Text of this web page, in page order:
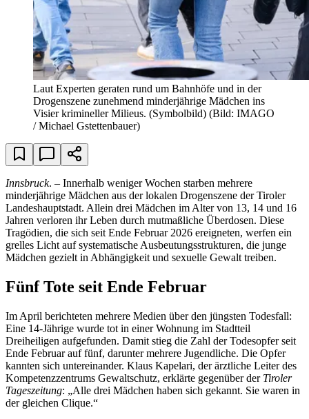
Laut Experten geraten rund um Bahnhöfe und in der
Drogenszene zunehmend minderjährige Mädchen ins
Visier krimineller Milieus. (Symbolbild) (Bild: IMAGO
/ Michael Gstettenbauer)
Innsbruck. – Innerhalb weniger Wochen starben mehrere
minderjährige Mädchen aus der lokalen Drogenszene der Tiroler
Landeshauptstadt. Allein drei Mädchen im Alter von 13, 14 und 16
Jahren verloren ihr Leben durch mutmaßliche Überdosen. Diese
Tragödien, die sich seit Ende Februar 2026 ereigneten, werfen ein
grelles Licht auf systematische Ausbeutungsstrukturen, die junge
Mädchen gezielt in Abhängigkeit und sexuelle Gewalt treiben.
Fünf Tote seit Ende Februar
Im April berichteten mehrere Medien über den jüngsten Todesfall:
Eine 14-Jährige wurde tot in einer Wohnung im Stadtteil
Dreiheiligen aufgefunden. Damit stieg die Zahl der Todesopfer seit
Ende Februar auf fünf, darunter mehrere Jugendliche. Die Opfer
kannten sich untereinander. Klaus Kapelari, der ärztliche Leiter des
Kompetenzzentrums Gewaltschutz, erklärte gegenüber der Tiroler
Tageszeitung: „Alle drei Mädchen haben sich gekannt. Sie waren in
der gleichen Clique.“